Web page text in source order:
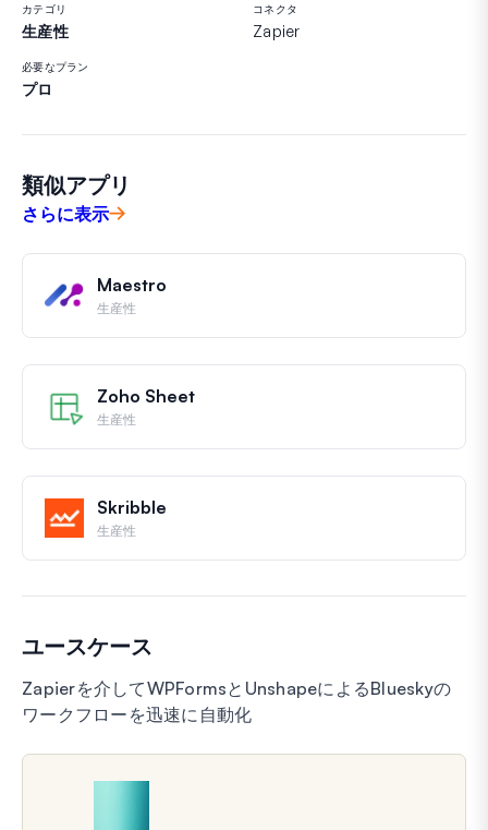
カテゴリ
生産性
コネクタ
Zapier
必要なプラン
プロ
類似アプリ
さらに表示
Maestro
生産性
Zoho Sheet
生産性
Skribble
生産性
ユースケース
Zapierを介してWPFormsとUnshapeによるBlueskyの
ワークフローを迅速に自動化